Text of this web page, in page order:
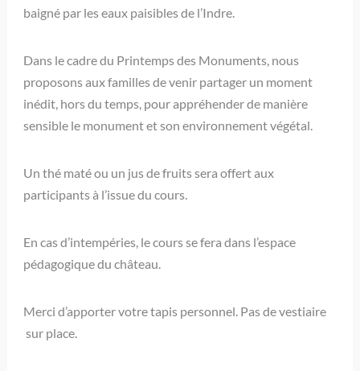
baigné par les eaux paisibles de l’Indre.
Dans le cadre du Printemps des Monuments, nous
proposons aux familles de venir partager un moment
inédit, hors du temps, pour appréhender de manière
sensible le monument et son environnement végétal.
Un thé maté ou un jus de fruits sera offert aux
participants à l’issue du cours.
En cas d’intempéries, le cours se fera dans l’espace
pédagogique du château.
Merci d’apporter votre tapis personnel. Pas de vestiaire
sur place.